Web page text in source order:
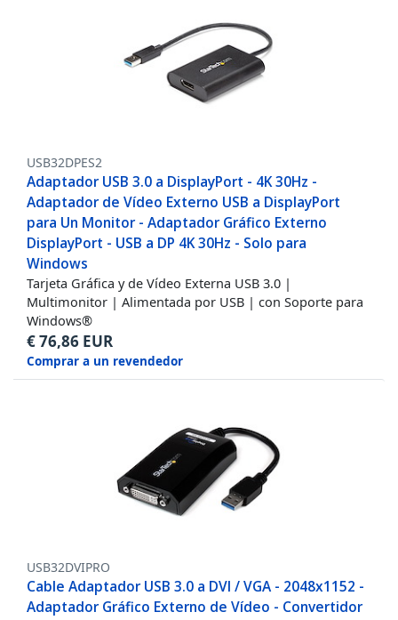
USB32DPES2
Adaptador USB 3.0 a DisplayPort - 4K 30Hz -
Adaptador de Vídeo Externo USB a DisplayPort
para Un Monitor - Adaptador Gráfico Externo
DisplayPort - USB a DP 4K 30Hz - Solo para
Windows
Tarjeta Gráfica y de Vídeo Externa USB 3.0 |
Multimonitor | Alimentada por USB | con Soporte para
Windows®
€76,86 EUR
Comprar a un revendedor
USB32DVIPRO
Cable Adaptador USB 3.0 a DVI / VGA - 2048x1152 -
Adaptador Gráfico Externo de Vídeo - Convertidor